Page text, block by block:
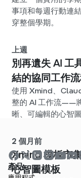
事項和每週行動連
穿整個學期。
上週
別再遺失 AI 工
結的協同工作
使用 Xmind、
整的 AI 工作流——
晰、可編輯的心智圖
2 個月前
Xmind 模板市
心智圖模板
產品